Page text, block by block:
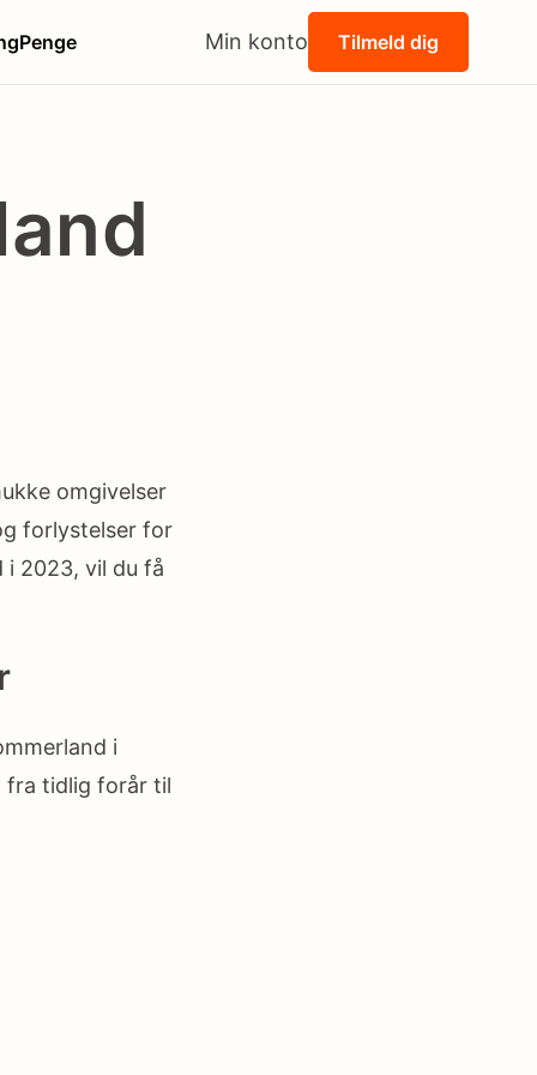
Penge Min konto Tilmeld dig
omgivelser
forlystelser for
i 2023, vil du få
i
fra tidlig forår til